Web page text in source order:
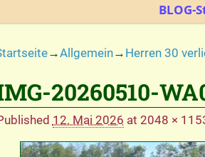
BLOG-
→Allgemein→ Herren 30
Navigation
20260510-
12. Mai 2026 at 2048 ×